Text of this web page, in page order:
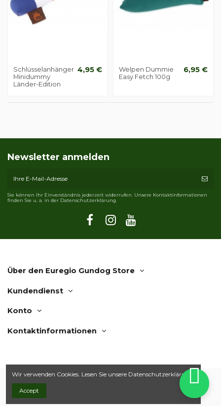
Schlüsselanhänger
Minidummy
Länder-Edition
4,95 €
Welpen Dummie
Easy Fetch 100g
6,95 €
Newsletter anmelden
Sie können Ihr Einverständnis jederzeit widerrufen. Unsere Kontaktinformationen
finden Sie u. a. in der Datenschutzerklärung.
Über den Euregio Gundog Store
Kundendienst
Konto
Kontaktinformationen
© 2019 Euregio Gundog Store | Webwinkel door Webstudio 7
Wir verwenden Cookies. Lesen Sie unsere Datenschutzerklärung.
Accept